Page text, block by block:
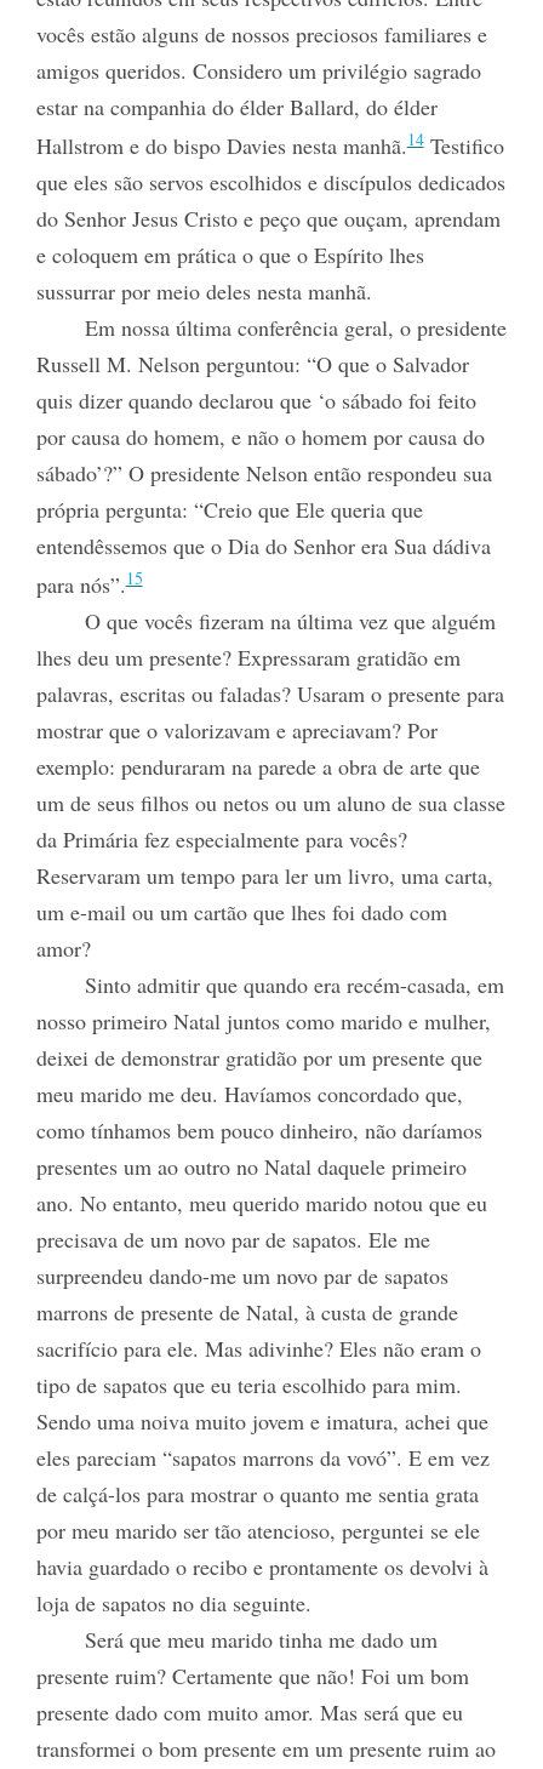
vocês estão alguns de nossos preciosos familiares e
amigos queridos. Considero um privilégio sagrado
estar na companhia do élder Ballard, do élder
Hallstrom e do bispo Davies nesta manhã.14Testifico
que eles são servos escolhidos e discípulos dedicados
do Senhor Jesus Cristo e peço que ouçam, aprendam
e coloquem em prática o que o Espírito lhes
sussurrar por meio deles nesta manhã.
Em nossa última conferência geral, o presidente
Russell M. Nelson perguntou: “O que o Salvador
quis dizer quando declarou que ‘o sábado foi feito
por causa do homem, e não o homem por causa do
sábado’?” O presidente Nelson então respondeu sua
própria pergunta: “Creio que Ele queria que
entendêssemos que o Dia do Senhor era Sua dádiva
para nós”.15
O que vocês fizeram na última vez que alguém
lhes deu um presente? Expressaram gratidão em
palavras, escritas ou faladas? Usaram o presente para
mostrar que o valorizavam e apreciavam? Por
exemplo: penduraram na parede a obra de arte que
um de seus filhos ou netos ou um aluno de sua classe
da Primária fez especialmente para vocês?
Reservaram um tempo para ler um livro, uma carta,
um e-mail ou um cartão que lhes foi dado com
amor?
Sinto admitir que quando era recém-casada, em
nosso primeiro Natal juntos como marido e mulher,
deixei de demonstrar gratidão por um presente que
meu marido me deu. Havíamos concordado que,
como tínhamos bem pouco dinheiro, não daríamos
presentes um ao outro no Natal daquele primeiro
ano. No entanto, meu querido marido notou que eu
precisava de um novo par de sapatos. Ele me
surpreendeu dando-me um novo par de sapatos
marrons de presente de Natal, à custa de grande
sacrifício para ele. Mas adivinhe? Eles não eram o
tipo de sapatos que eu teria escolhido para mim.
Sendo uma noiva muito jovem e imatura, achei que
eles pareciam “sapatos marrons da vovó”. E em vez
de calçá-los para mostrar o quanto me sentia grata
por meu marido ser tão atencioso, perguntei se ele
havia guardado o recibo e prontamente os devolvi à
loja de sapatos no dia seguinte.
Será que meu marido tinha me dado um
presente ruim? Certamente que não! Foi um bom
presente dado com muito amor. Mas será que eu
transformei o bom presente em um presente ruim ao